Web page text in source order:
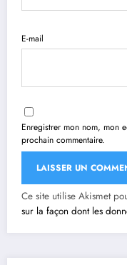
E-mail
Enregistrer mon nom, mon
prochain commentaire.
Ce site utilise Akismet
sur la façon dont les